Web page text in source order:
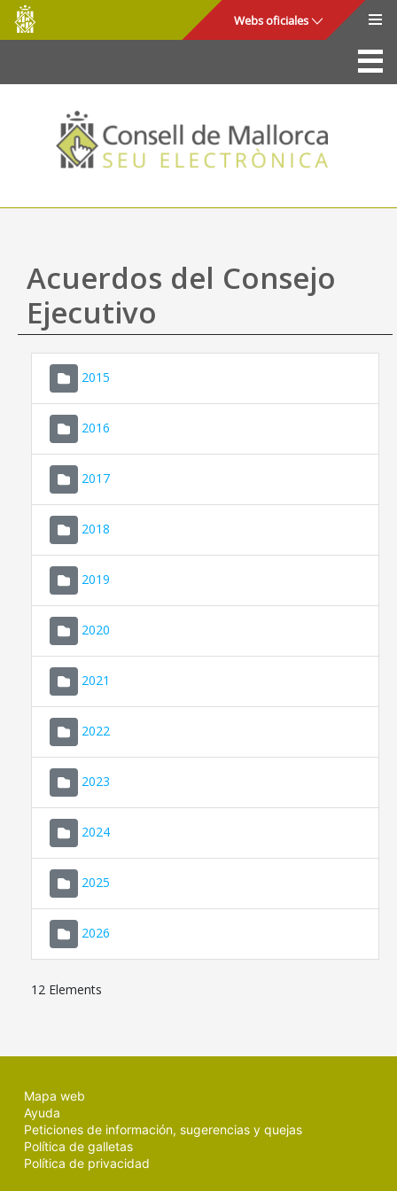
Saltar al contenido principal
Consell
de
Mallorca
Webs oficiales
La Sede
Consejo de Mallorca
Acceso y seguridad
Utilidades
Mapa web
Ayuda
Acuerdos del Consejo
Ejecutivo
2015
2016
2017
2018
2019
2020
2021
2022
2023
2024
2025
2026
12 Elements
Mapa web
Ayuda
Peticiones de información, sugerencias y quejas
Política de galletas
Política de privacidad